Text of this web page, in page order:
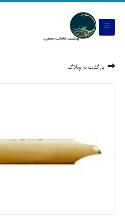
بازگشت به وبلاگ